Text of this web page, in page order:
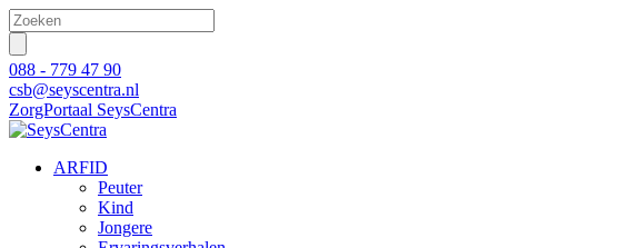
088 - 779 47 90
csb@seyscentra.nl
ZorgPortaal SeysCentra
ARFID
Peuter
Kind
Jongere